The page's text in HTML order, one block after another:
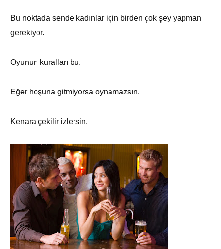
Bu noktada sende kadınlar için birden çok şey yapman
gerekiyor.
Oyunun kuralları bu.
Eğer hoşuna gitmiyorsa oynamazsın.
Kenara çekilir izlersin.